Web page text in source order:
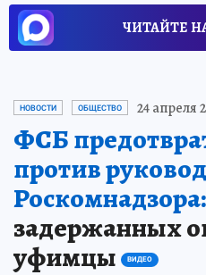
ЧИТАЙТЕ
НОВОСТИ ОБЩЕСТВО 24 апреля
ФСБ
против
Роскомнадзора:
задержанных
уфимцы
ВИДЕО